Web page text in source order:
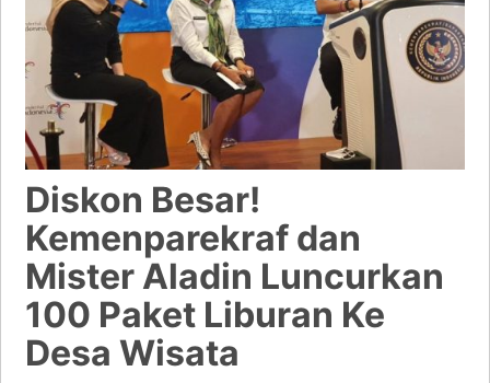
Diskon Besar!
Kemenparekraf dan
Mister Aladin Luncurkan
100 Paket Liburan Ke
Desa Wisata